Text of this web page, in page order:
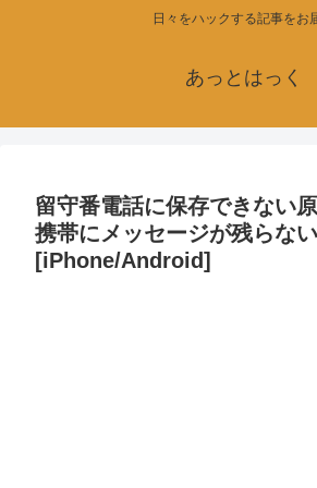
日々をハックする記事をお
あっとはっく
留守番電話に保存できない
携帯にメッセージが残らな
[iPhone/Android]